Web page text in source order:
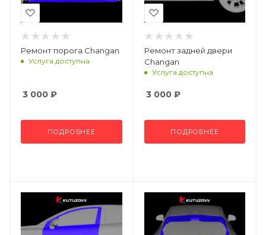
Ремонт порога Changan
Услуга доступна
3 000 ₽
ПОДРОБНЕЕ
Ремонт задней двери
Changan
Услуга доступна
3 000₽
ПОДРОБНЕЕ